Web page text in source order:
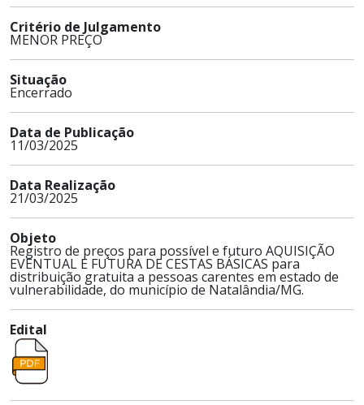
Critério de Julgamento
MENOR PREÇO
Situação
Encerrado
Data de Publicação
11/03/2025
Data Realização
21/03/2025
Objeto
Registro de preços para possível e futuro AQUISIÇÃO
EVENTUAL E FUTURA DE CESTAS BÁSICAS para
distribuição gratuita a pessoas carentes em estado de
vulnerabilidade, do município de Natalândia/MG.
Edital